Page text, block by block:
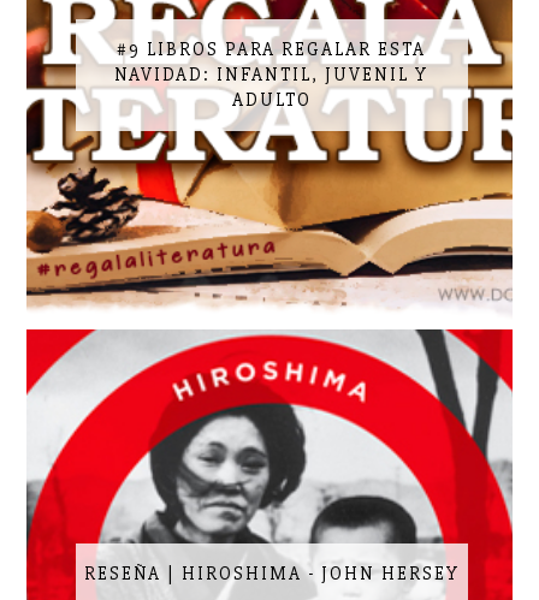
#9 LIBROS PARA REGALAR ESTA
NAVIDAD: INFANTIL, JUVENIL Y
ADULTO
RESEÑA | HIROSHIMA - JOHN HERSEY